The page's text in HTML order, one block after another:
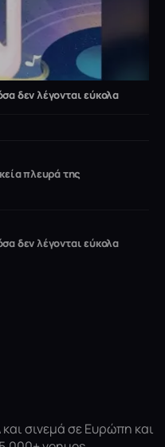
δεν λέγονται εύκολα
πλευρά της
δεν λέγονται εύκολα
σινεμά σε Ευρώπη και